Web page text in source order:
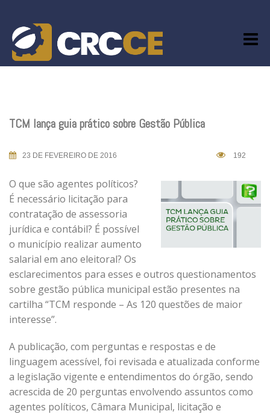
content
TCM lança guia prático sobre Gestão Pública
23 DE FEVEREIRO DE 2016 192
O que são agentes políticos?
É necessário licitação para
contratação de assessoria
jurídica e contábil? É possível
o município realizar aumento
salarial em ano eleitoral? Os
esclarecimentos para esses e outros questionamentos
sobre gestão pública municipal estão presentes na
cartilha “TCM responde – As 120 questões de maior
interesse”.
A publicação, com perguntas e respostas e de
linguagem acessível, foi revisada e atualizada conforme
a legislação vigente e entendimentos do órgão, sendo
acrescida de 20 perguntas envolvendo assuntos como
agentes políticos, Câmara Municipal, licitação e